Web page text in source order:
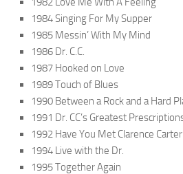
1984Singing For My Supper
1985 Messin’ With My Mind
1986 Dr. C.C.
1987 Hooked on Love
1989Touch of Blues
1990 Between a Rock and a Hard
1991 Dr. CC’s Greatest
1992 Have You Met Clarence
1994 Live with the Dr.
1995Together Again